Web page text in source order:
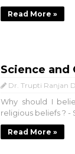
Read More »
Science and
Dr. Trupti Ranjan
Why should I
religious beliefs ? -
Read More »